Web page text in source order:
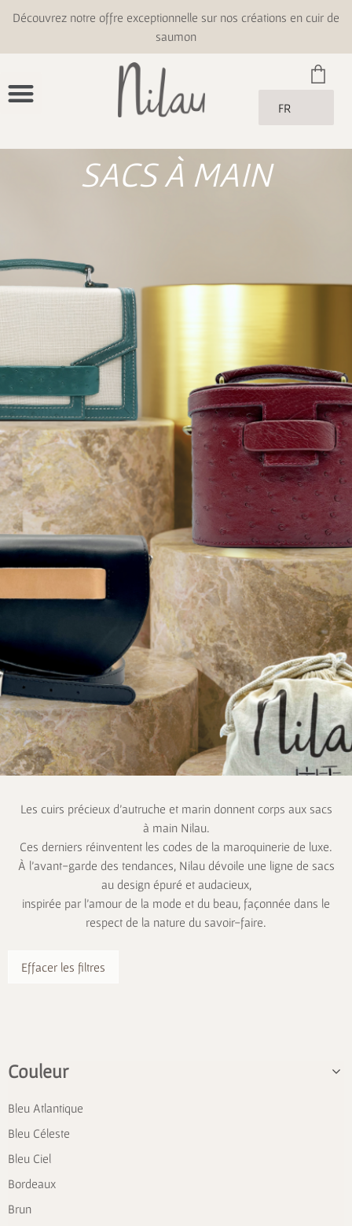
Découvrez notre offre exceptionnelle sur nos créations en cuir de
saumon
FR
SACS À MAIN
Les cuirs précieux d’autruche et marin donnent corps aux sacs
à main Nilau.
Ces derniers réinventent les codes de la maroquinerie de luxe.
À l’avant-garde des tendances, Nilau dévoile une ligne de sacs
au design épuré et audacieux,
inspirée par l’amour de la mode et du beau, façonnée dans le
respect de la nature du savoir-faire.
Effacer les filtres
Couleur
Bleu Atlantique
Bleu Céleste
Bleu Ciel
Bordeaux
Brun